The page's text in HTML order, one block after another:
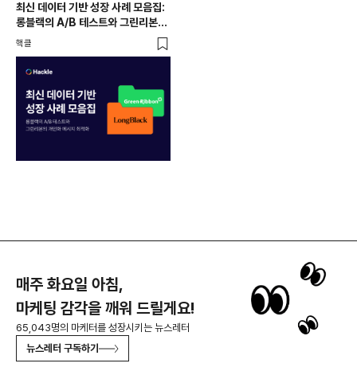
최신 데이터 기반 성장 사례 모음집:
롱블랙의 A/B 테스트와 그린리본의
개인화 메시지 최적화 알아보기
핵클
매주 화요일 아침,
마케팅 감각을 깨워 드릴게요!
65,043명의 마케터를 성장시키는 뉴스레터
뉴스레터 구독하기